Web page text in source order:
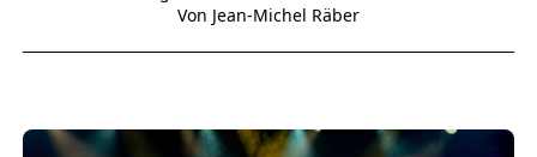
Von Jean-Michel Räber